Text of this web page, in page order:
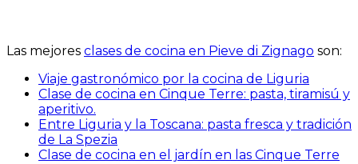
Las mejores clases de cocina en Pieve di Zignago son:
Viaje gastronómico por la cocina de Liguria
Clase de cocina en Cinque Terre: pasta, tiramisú y
aperitivo.
Entre Liguria y la Toscana: pasta fresca y tradición
de La Spezia
Clase de cocina en el jardín en las Cinque Terre